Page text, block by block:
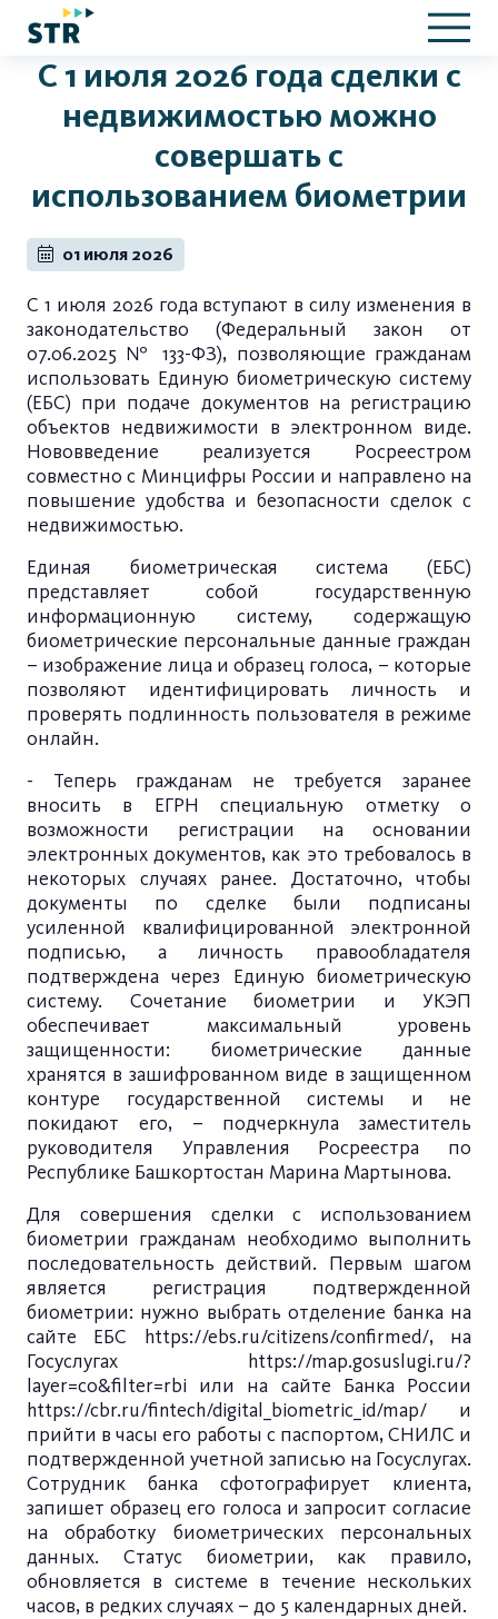
С 1 июля 2026 года сделки с
недвижимостью можно
совершать с
использованием биометрии
01 июля 2026
С 1 июля 2026 года вступают в силу изменения в
законодательство (Федеральный закон от
07.06.2025 № 133-ФЗ), позволяющие гражданам
использовать Единую биометрическую систему
(ЕБС) при подаче документов на регистрацию
объектов недвижимости в электронном виде.
Нововведение реализуется Росреестром
совместно с Минцифры России и направлено на
повышение удобства и безопасности сделок с
недвижимостью.
Единая биометрическая система (ЕБС)
представляет собой государственную
информационную систему, содержащую
биометрические персональные данные граждан
– изображение лица и образец голоса, – которые
позволяют идентифицировать личность и
проверять подлинность пользователя в режиме
онлайн.
- Теперь гражданам не требуется заранее
вносить в ЕГРН специальную отметку о
возможности регистрации на основании
электронных документов, как это требовалось в
некоторых случаях ранее. Достаточно, чтобы
документы по сделке были подписаны
усиленной квалифицированной электронной
подписью, а личность правообладателя
подтверждена через Единую биометрическую
систему. Сочетание биометрии и УКЭП
обеспечивает максимальный уровень
защищенности: биометрические данные
хранятся в зашифрованном виде в защищенном
контуре государственной системы и не
покидают его, – подчеркнула заместитель
руководителя Управления Росреестра по
Республике Башкортостан Марина Мартынова.
Для совершения сделки с использованием
биометрии гражданам необходимо выполнить
последовательность действий. Первым шагом
является регистрация подтвержденной
биометрии: нужно выбрать отделение банка на
сайте ЕБС https://ebs.ru/citizens/confirmed/, на
Госуслугах https://map.gosuslugi.ru/?
layer=co&filter=rbi или на сайте Банка России
https://cbr.ru/fintech/digital_biometric_id/map/ и
прийти в часы его работы с паспортом, СНИЛС и
подтвержденной учетной записью на Госуслугах.
Сотрудник банка сфотографирует клиента,
запишет образец его голоса и запросит согласие
на обработку биометрических персональных
данных. Статус биометрии, как правило,
обновляется в системе в течение нескольких
часов, в редких случаях – до 5 календарных дней.